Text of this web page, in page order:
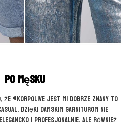
Po męsku
że #korpolive jest mi dobrze znany to
Dzięki damskim garniturom nie